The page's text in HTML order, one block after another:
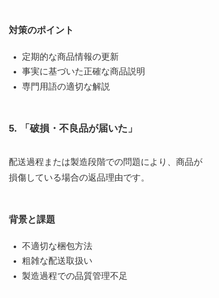
対策のポイント
定期的な商品情報の更新
事実に基づいた正確な商品説明
専門用語の適切な解説
5. 「破損・不良品が届いた」
配送過程または製造段階での問題により、商品が
損傷している場合の返品理由です。
背景と課題
不適切な梱包方法
粗雑な配送取扱い
製造過程での品質管理不足